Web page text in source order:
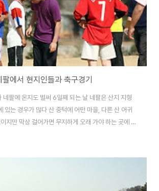
에서 현지인들과 축구경기
네팔에 온지도 벌써 6일째 되는 날 네팔은 산지 지형
있는 경우가 많다 산 중턱에 어떤 마을, 다른 산 어귀
지만 막상 걸어가면 무지하게 오래 가야 하는 곳에 마
곳 그래도 도심 지역이 있고, (물론 우리나라 도시
한 수정 병원 수정 교회에서 지은 병원이 있고, 학교가